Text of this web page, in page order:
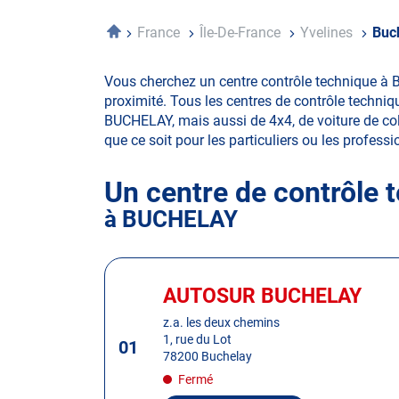
AccueilFrance Île-De-France Yvelines
Vous cherchez un centre contrôle technique à
proximité. Tous les centres de contrôle
BUCHELAY, mais aussi de 4x4, de voiture de
que ce soit pour les particuliers ou les
Un centre de contrôle
à BUCHELAY
Appuyer
ENTRÉE
01
Centre
AUTOSUR BUCHELAY
z.a. les deux chemins
1, rue du Lot
78200 Buchelay
Fermé